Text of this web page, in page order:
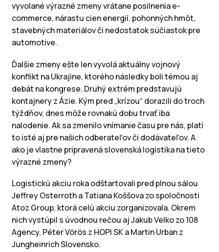
vyvolané výrazné zmeny vrátane posilnenia e-
commerce, nárastu cien energií, pohonných hmôt,
stavebných materiálov či nedostatok súčiastok pre
automotive.
Ďalšie zmeny ešte len vyvolá aktuálny vojnový
konflikt na Ukrajine, ktorého následky boli témou aj
debát na kongrese. Druhý extrém predstavujú
kontajnery z Ázie. Kým pred „krízou“ dorazili do troch
týždňov, dnes môže rovnakú dobu trvať iba
nalodenie. Ak sa zmenilo vnímanie času pre nás, platí
to isté aj pre našich odberateľov či dodávateľov. A
ako je vlastne pripravená slovenská logistika na tieto
výrazné zmeny?
Logistickú akciu roka odštartovali pred plnou sálou
Jeffrey Osterroth a Tatiana Koššova zo spoločnosti
Atoz Group, ktorá celú akciu zorganizovala. Okrem
nich vystúpil s úvodnou rečou aj Jakub Velko zo 108
Agency, Péter Vörös z HOPI SK a Martin Urban z
Jungheinrich Slovensko.